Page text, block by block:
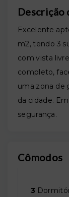
Descrição
Excelente
m2, tendo 3
com vista
completo,
uma zona de
da cidade.
segurança.
Cômodos
3